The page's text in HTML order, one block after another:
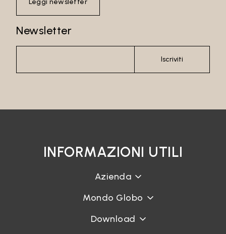
Leggi newsletter
Newsletter
Iscriviti
INFORMAZIONI UTILI
Azienda
Mondo Globo
Download